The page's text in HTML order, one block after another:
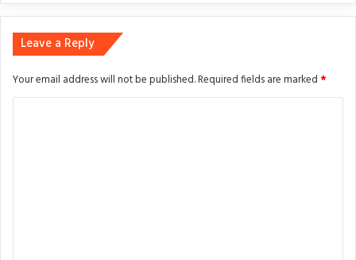
Leave a Reply
Your email address will not be published.Required fields are marked *